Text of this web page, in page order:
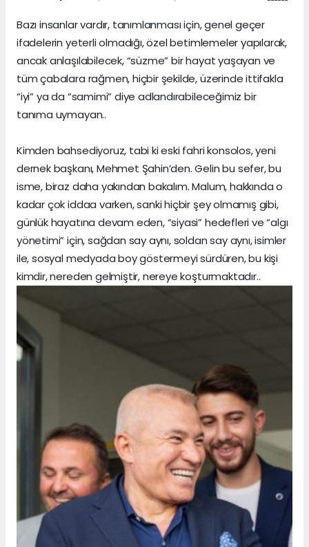
Bazı insanlar vardır, tanımlanması için, genel geçer
ifadelerin yeterli olmadığı, özel betimlemeler yapılarak,
ancak anlaşılabilecek, “süzme” bir hayat yaşayan ve
tüm çabalara rağmen, hiçbir şekilde, üzerinde ittifakla
“iyi” ya da “samimi” diye adlandırabileceğimiz bir
tanıma uymayan..
Kimden bahsediyoruz, tabi ki eski fahri konsolos, yeni
dernek başkanı, Mehmet Şahin’den. Gelin bu sefer, bu
isme, biraz daha yakından bakalım. Malum, hakkında o
kadar çok iddaa varken, sanki hiçbir şey olmamış gibi,
günlük hayatına devam eden, “siyasi” hedefleri ve “algı
yönetimi” için, sağdan say aynı, soldan say aynı, isimler
ile, sosyal medyada boy göstermeyi sürdüren, bu kişi
kimdir, nereden gelmiştir, nereye koşturmaktadır..